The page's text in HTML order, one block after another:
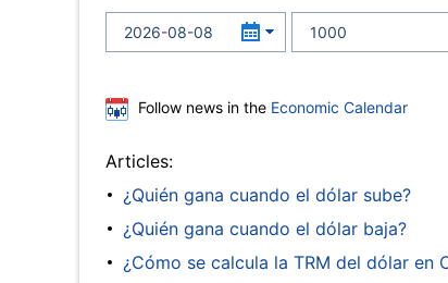
Follow news in the Economic Calendar
Articles:
¿Quién gana cuando el dólar sube?
¿Quién gana cuando el dólar baja?
¿Cómo se calcula la TRM del dólar en